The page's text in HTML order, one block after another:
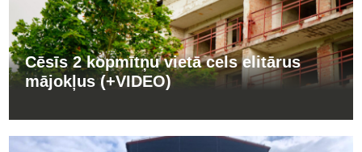
Cēsīs 2 kopmītņu vietā cels elitārus
mājokļus (+VIDEO)